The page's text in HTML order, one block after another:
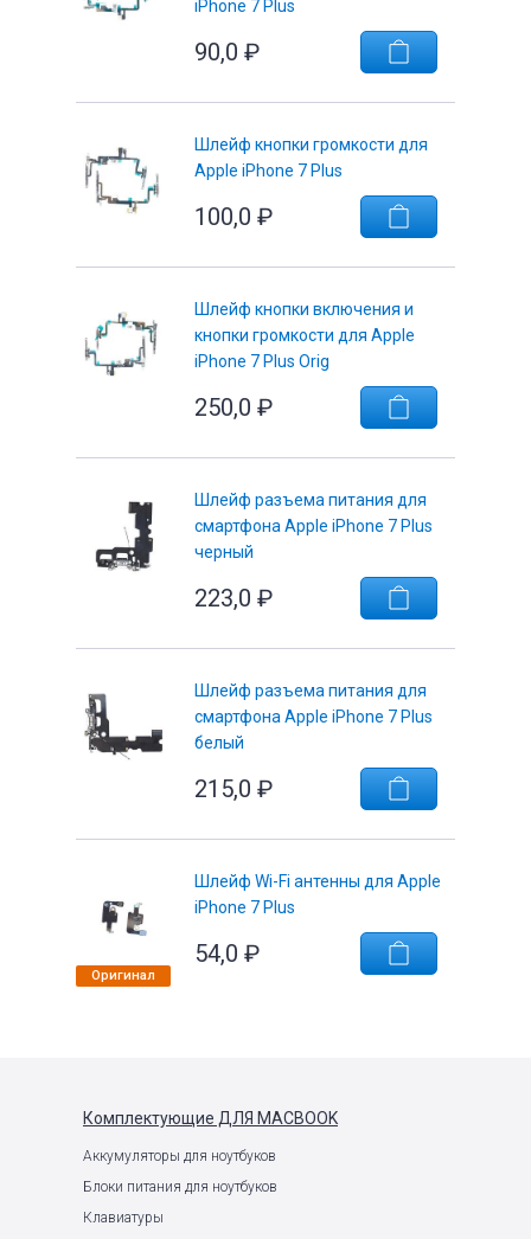
iPhone 7 Plus
90,0 ₽
Шлейф кнопки громкости для
Apple iPhone 7 Plus
100,0 ₽
Шлейф кнопки включения и
кнопки громкости для Apple
iPhone 7 Plus Orig
250,0 ₽
Шлейф разъема питания для
смартфона Apple iPhone 7 Plus
черный
223,0 ₽
Шлейф разъема питания для
смартфона Apple iPhone 7 Plus
белый
215,0 ₽
Оригинал
Шлейф Wi-Fi антенны для Apple
iPhone 7 Plus
54,0 ₽
Комплектующие ДЛЯ MACBOOK
Аккумуляторы для ноутбуков
Блоки питания для ноутбуков
Клавиатуры